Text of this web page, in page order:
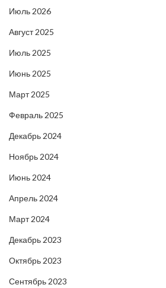
Июль 2026
Август 2025
Июль 2025
Июнь 2025
Март 2025
Февраль 2025
Декабрь 2024
Ноябрь 2024
Июнь 2024
Апрель 2024
Март 2024
Декабрь 2023
Октябрь 2023
Сентябрь 2023